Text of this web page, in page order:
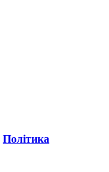
Політика